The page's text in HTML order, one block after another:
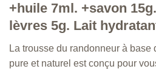
+huile 7ml. +savon
lèvres 5g. Lait
La trousse du randonneur à base
pure et naturel est conçu pour